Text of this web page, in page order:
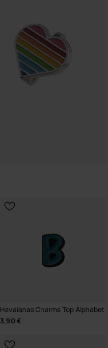
Havaianas Charms Top Alphabet
3,90 €